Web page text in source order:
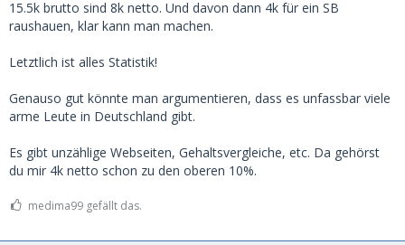
die Augen geöffnet.
https://www.sparkasse.de/pk/ra…naere-in-deutschland.html
Selbst wenn die Hälfte davon nur auf dem Papier Millionär
sind weil die ne abgezahlte Hütte in München oder
Vermögen über 1 Million zum investieren.
viel verdienen. Und es gibt (für mich unerwartet) einfach
15.5k brutto sind 8k netto. Und davon dann 4k für ein SB
raushauen, klar kann man machen.
Letztlich ist alles Statistik!
Genauso gut könnte man argumentieren, dass es unfassbar viele
arme Leute in Deutschland gibt.
Es gibt unzählige Webseiten, Gehaltsvergleiche, etc. Da gehörst
du mir 4k netto schon zu den oberen 10%.
medima99 gefällt das.